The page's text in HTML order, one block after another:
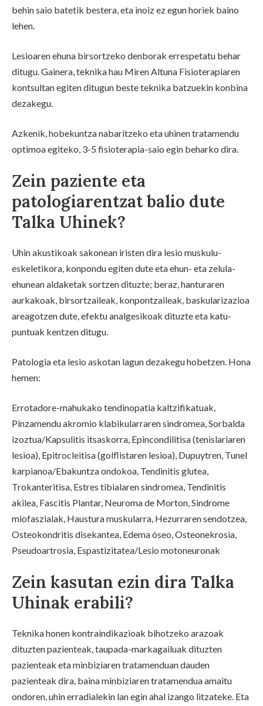
behin saio batetik bestera, eta inoiz ez egun horiek baino
lehen.
Lesioaren ehuna birsortzeko denborak errespetatu behar
ditugu. Gainera, teknika hau Miren Altuna Fisioterapiaren
kontsultan egiten ditugun beste teknika batzuekin konbina
dezakegu.
Azkenik, hobekuntza nabaritzeko eta uhinen tratamendu
optimoa egiteko, 3-5 fisioterapia-saio egin beharko dira.
Zein paziente eta
patologiarentzat balio dute
Talka Uhinek?
Uhin akustikoak sakonean iristen dira lesio muskulu-
eskeletikora, konpondu egiten dute eta ehun- eta zelula-
ehunean aldaketak sortzen dituzte; beraz, hanturaren
aurkakoak, birsortzaileak, konpontzaileak, baskularizazioa
areagotzen dute, efektu analgesikoak dituzte eta katu-
puntuak kentzen ditugu.
Patologia eta lesio askotan lagun dezakegu hobetzen. Hona
hemen:
Errotadore-mahukako tendinopatia kaltzifikatuak,
Pinzamendu akromio klabikularraren sindromea, Sorbalda
izoztua/Kapsulitis itsaskorra, Epincondilitisa (tenislariaren
lesioa), Epitrocleitisa (golflistaren lesioa), Dupuytren, Tunel
karpianoa/Ebakuntza ondokoa, Tendinitis glutea,
Trokanteritisa, Estres tibialaren sindromea, Tendinitis
akilea, Fascitis Plantar, Neuroma de Morton, Sindrome
miofaszialak, Haustura muskularra, Hezurraren sendotzea,
Osteokondritis disekantea, Edema óseo, Osteonekrosia,
Pseudoartrosia, Espastizitatea/Lesio motoneuronak
Zein kasutan ezin dira Talka
Uhinak erabili?
Teknika honen kontraindikazioak bihotzeko arazoak
dituzten pazienteak, taupada-markagailuak dituzten
pazienteak eta minbiziaren tratamenduan dauden
pazienteak dira, baina minbiziaren tratamendua amaitu
ondoren, uhin erradialekin lan egin ahal izango litzateke. Eta